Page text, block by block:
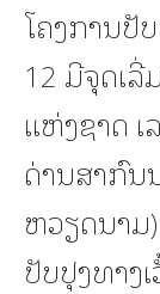
ໂຄງການປັ
12 ມີຈຸດເ
ແຫ່ງຊາດ
ດ່ານສາກົນ
ຫວຽດນາມ
ປັບປຸງທາງ